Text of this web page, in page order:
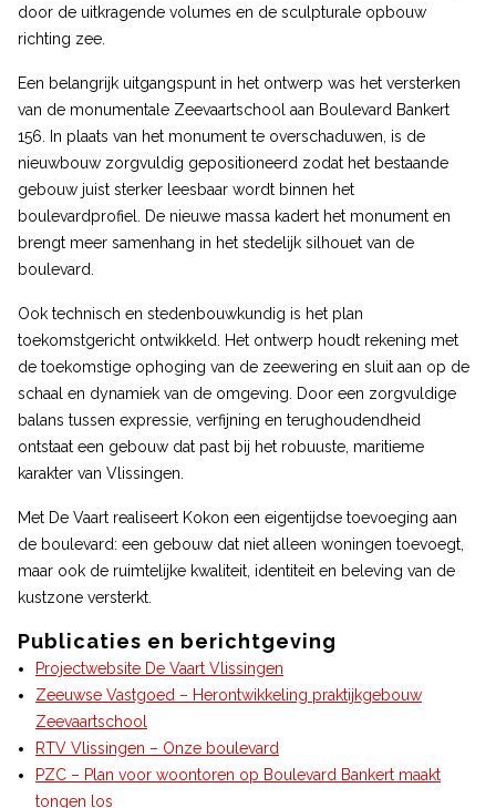
door de uitkragende volumes en de sculpturale opbouw
richting zee.
Een belangrijk uitgangspunt in het ontwerp was het versterken
van de monumentale Zeevaartschool aan Boulevard Bankert
156. In plaats van het monument te overschaduwen, is de
nieuwbouw zorgvuldig gepositioneerd zodat het bestaande
gebouw juist sterker leesbaar wordt binnen het
boulevardprofiel. De nieuwe massa kadert het monument en
brengt meer samenhang in het stedelijk silhouet van de
boulevard.
Ook technisch en stedenbouwkundig is het plan
toekomstgericht ontwikkeld. Het ontwerp houdt rekening met
de toekomstige ophoging van de zeewering en sluit aan op de
schaal en dynamiek van de omgeving. Door een zorgvuldige
balans tussen expressie, verfijning en terughoudendheid
ontstaat een gebouw dat past bij het robuuste, maritieme
karakter van Vlissingen.
Met De Vaart realiseert Kokon een eigentijdse toevoeging aan
de boulevard: een gebouw dat niet alleen woningen toevoegt,
maar ook de ruimtelijke kwaliteit, identiteit en beleving van de
kustzone versterkt.
Publicaties en berichtgeving
Projectwebsite De Vaart Vlissingen
Zeeuwse Vastgoed – Herontwikkeling praktijkgebouw
Zeevaartschool
RTV Vlissingen – Onze boulevard
PZC – Plan voor woontoren op Boulevard Bankert maakt
tongen los